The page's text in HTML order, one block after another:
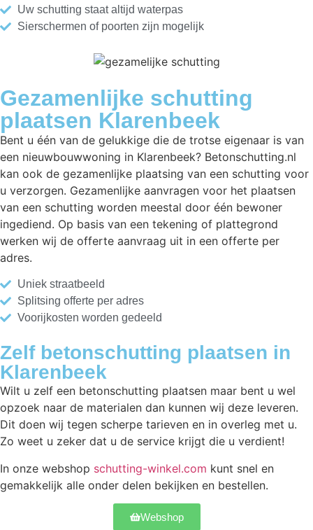
Uw schutting staat altijd waterpas
Sierschermen of poorten zijn mogelijk
Gezamenlijke schutting
plaatsen Klarenbeek
Bent u één van de gelukkige die de trotse eigenaar is van
een nieuwbouwwoning in Klarenbeek? Betonschutting.nl
kan ook de gezamenlijke plaatsing van een schutting voor
u verzorgen. Gezamenlijke aanvragen voor het plaatsen
van een schutting worden meestal door één bewoner
ingediend. Op basis van een tekening of plattegrond
werken wij de offerte aanvraag uit in een offerte per
adres.
Uniek straatbeeld
Splitsing offerte per adres
Voorijkosten worden gedeeld
Zelf betonschutting plaatsen in
Klarenbeek
Wilt u zelf een betonschutting plaatsen maar bent u wel
opzoek naar de materialen dan kunnen wij deze leveren.
Dit doen wij tegen scherpe tarieven en in overleg met u.
Zo weet u zeker dat u de service krijgt die u verdient!
In onze webshop schutting-winkel.com kunt snel en
gemakkelijk alle onder delen bekijken en bestellen.
Webshop